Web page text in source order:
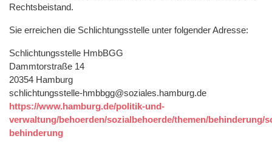
Rechtsbeistand.
Sie erreichen die Schlichtungsstelle unter folgender Adresse:
Schlichtungsstelle HmbBGG
Dammtorstraße 14
20354 Hamburg
schlichtungsstelle-hmbbgg@soziales.hamburg.de
https://www.hamburg.de/politik-und-
verwaltung/behoerden/sozialbehoerde/themen/behinderung/
behinderung